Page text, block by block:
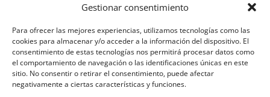
Gestionar consentimiento
Para ofrecer las mejores experiencias, utilizamos tecnologías como las
cookies para almacenar y/o acceder a la información del dispositivo. El
consentimiento de estas tecnologías nos permitirá procesar datos como
el comportamiento de navegación o las identificaciones únicas en este
sitio. No consentir o retirar el consentimiento, puede afectar
negativamente a ciertas características y funciones.
Proyecto Amor ConyugaldansContre toute attente. Commentaire
pour les époux : Luc 12, 8-12
Manuel MirallesdansContre toute attente. Commentaire pour les
époux : Luc 12, 8-12